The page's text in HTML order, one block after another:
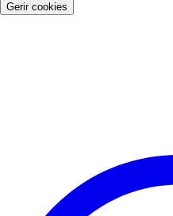
Gerir cookies
Utilizamos cookies para
tráfego do site e para fins de
cookies aceitar.